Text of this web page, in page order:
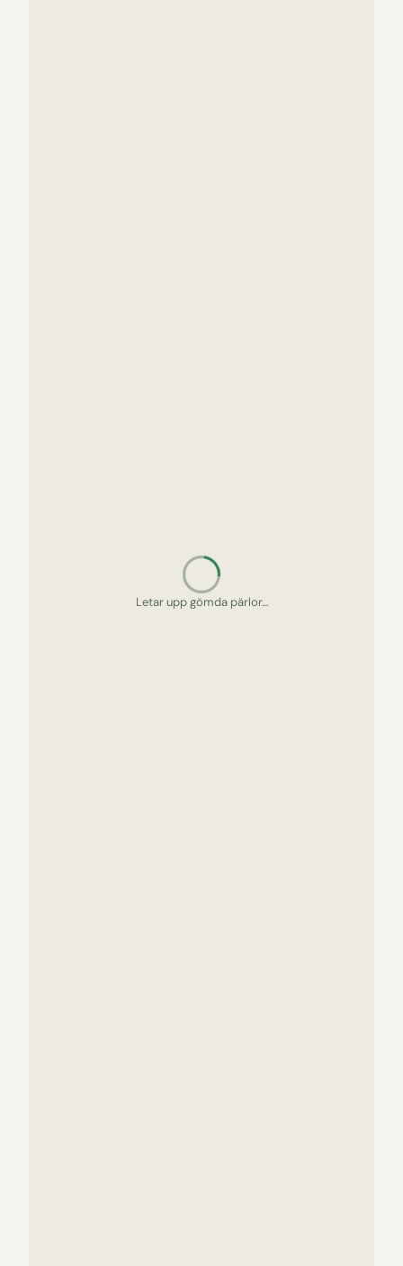
Letar upp gömda pärlor…